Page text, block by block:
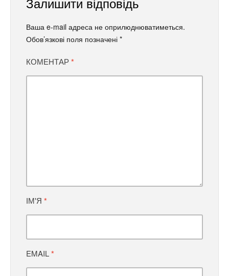
Залишити відповідь
Ваша e-mail адреса не оприлюднюватиметься.
Обов’язкові поля позначені *
КОМЕНТАР*
ІМ'Я *
EMAIL*